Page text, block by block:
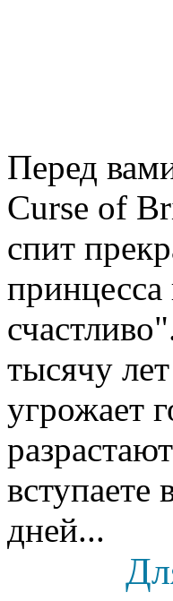
Перед
Curse of
спит
тысячу
угрожает
вступаете
дней...